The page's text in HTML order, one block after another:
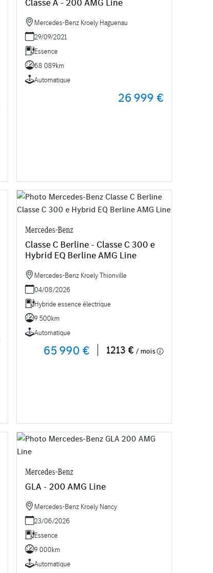
Classe A - 200 AMG Line
Mercedes-Benz Kroely Haguenau
29/09/2021
Essence
68 089km
Automatique
26 999 €
Mercedes-Benz
Classe C Berline - Classe C 300 e
Hybrid EQ Berline AMG Line
Mercedes-Benz Kroely Thionville
04/08/2026
Hybride essence électrique
9 500km
Automatique
65 990 € 1213 € / mois
Mercedes-Benz
GLA - 200 AMG Line
Mercedes-Benz Kroely Nancy
23/06/2026
Essence
9 000km
Automatique